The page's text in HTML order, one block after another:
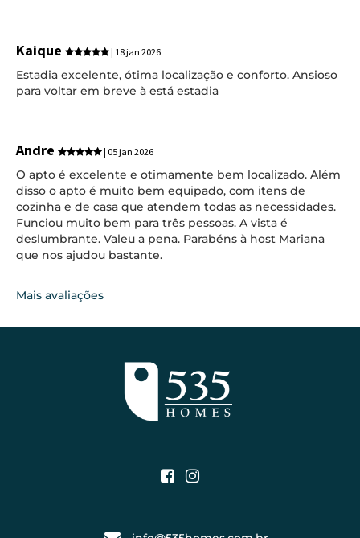
Kaique | 18 jan 2026
Estadia excelente, ótima localização e conforto. Ansioso
para voltar em breve à está estadia
Andre | 05 jan 2026
O apto é excelente e otimamente bem localizado. Além
disso o apto é muito bem equipado, com itens de
cozinha e de casa que atendem todas as necessidades.
Funciou muito bem para três pessoas. A vista é
deslumbrante. Valeu a pena. Parabéns à host Mariana
que nos ajudou bastante.
Mais avaliações